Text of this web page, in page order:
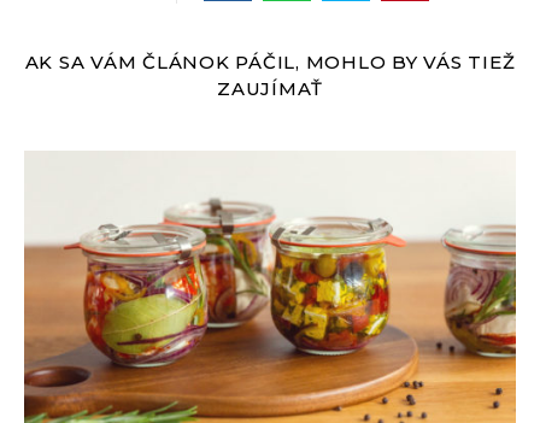
AK SA VÁM ČLÁNOK PÁČIL, MOHLO BY VÁS TIEŽ
ZAUJÍMAŤ